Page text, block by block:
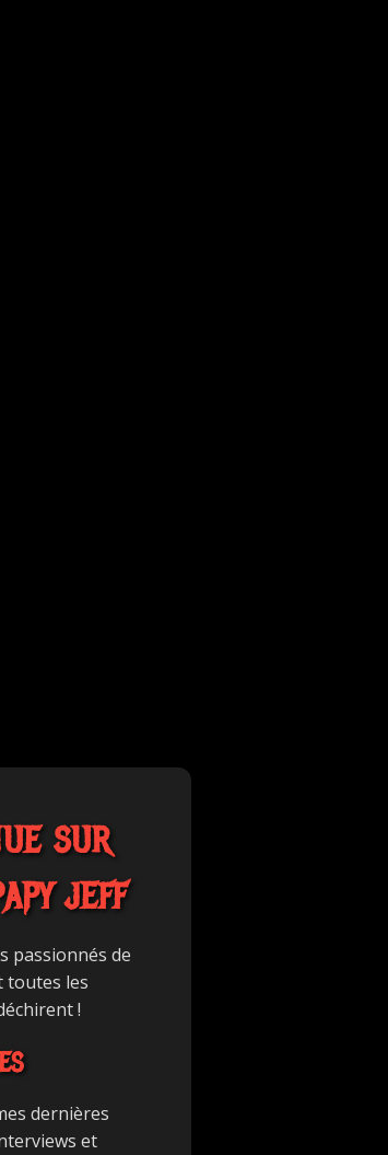
SUR
JEFF
passionnés de
toutes les
!
dernières
et